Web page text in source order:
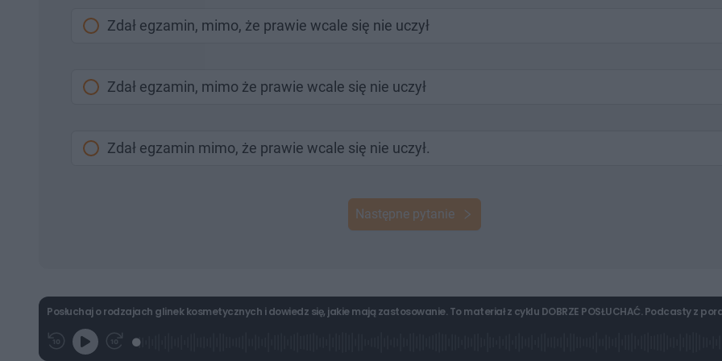
Zdał egzamin, mimo, że prawie wcale się nie uczył
Zdał egzamin, mimo że prawie wcale się nie uczył
Zdał egzamin mimo, że prawie wcale się nie uczył.
Następne pytanie
Posłuchaj o rodzajach glinek kosmetycznych i dowiedz się, jakie mają zastosowanie. To materiał z cyklu DOBRZE POSŁUCHAĆ. Podcasty z
G
r
P